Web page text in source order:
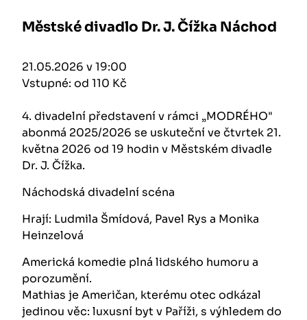
Městské divadlo Dr. J. Čížka Náchod
21.05.2026 v 19:00
Vstupné: od 110 Kč
4. divadelní představení v rámci „MODRÉHO"
abonmá 2025/2026 se uskuteční ve čtvrtek 21.
května 2026 od 19 hodin v Městském divadle
Dr. J. Čížka.
Náchodská divadelní scéna
Hrají: Ludmila Šmídová, Pavel Rys a Monika
Heinzelová
Americká komedie plná lidského humoru a
porozumění.
Mathias je Američan, kterému otec odkázal
jedinou věc: luxusní byt v Paříži, s výhledem do